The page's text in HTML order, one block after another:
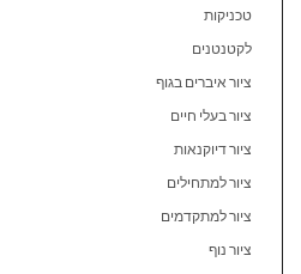
טכניקות
לקטנטנים
ציור איברים בגוף
ציור בעלי חיים
ציור דיוקנאות
ציור למתחילים
ציור למתקדמים
ציור נוף